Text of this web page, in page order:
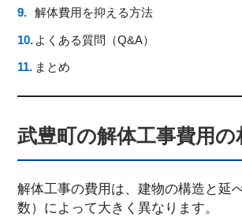
解体費用を抑える方法
よくある質問（Q&A）
まとめ
武豊町の解体工事費用の
解体工事の費用は、建物の構造と延
数）によって大きく異なります。